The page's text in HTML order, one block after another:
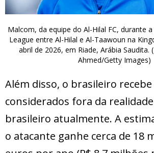
Malcom, da equipe do Al-Hilal FC, durante
League entre Al-Hilal e Al-Taawoun na
abril de 2026, em Riade, Arábia Saudita.
Ahmed/Getty Images)
Além disso, o brasileiro
considerados fora da
brasileiro atualmente. A
o atacante ganhe cerca de 18